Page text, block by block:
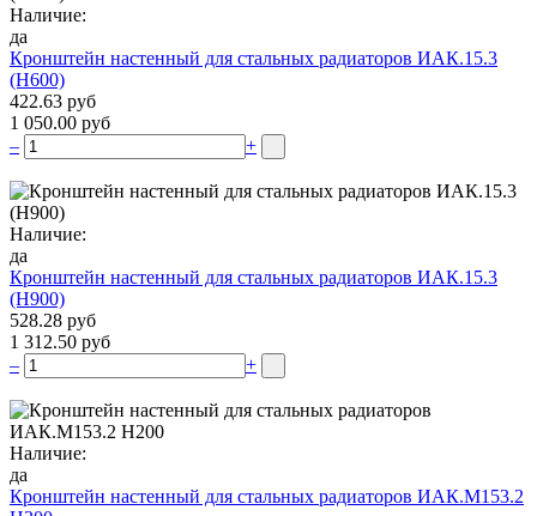
Наличие:
да
Кронштейн настенный для стальных радиаторов ИАК.15.3
(H600)
422.63 руб
1 050.00 руб
–
+
Наличие:
да
Кронштейн настенный для стальных радиаторов ИАК.15.3
(H900)
528.28 руб
1 312.50 руб
–
+
Наличие:
да
Кронштейн настенный для стальных радиаторов ИАК.М153.2